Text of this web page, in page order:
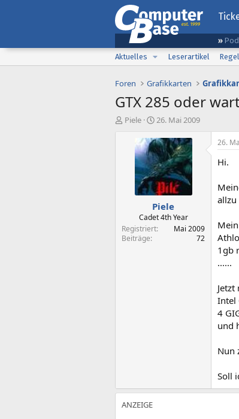
Aktuelles
Leserartikel
Foren Grafikkarten
GTX 285 oder
E
Piele
E
s
t
e
l
l
t
a
m
26. Mai 2009
Piele
Cadet 4th Year
Registriert
Mai 2009
Beiträge
72
26.
Hi.
allzu
1gb
......
Intel
4
und
Nun
Soll